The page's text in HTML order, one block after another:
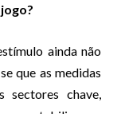
ainda não
que as medidas
sectores chave,